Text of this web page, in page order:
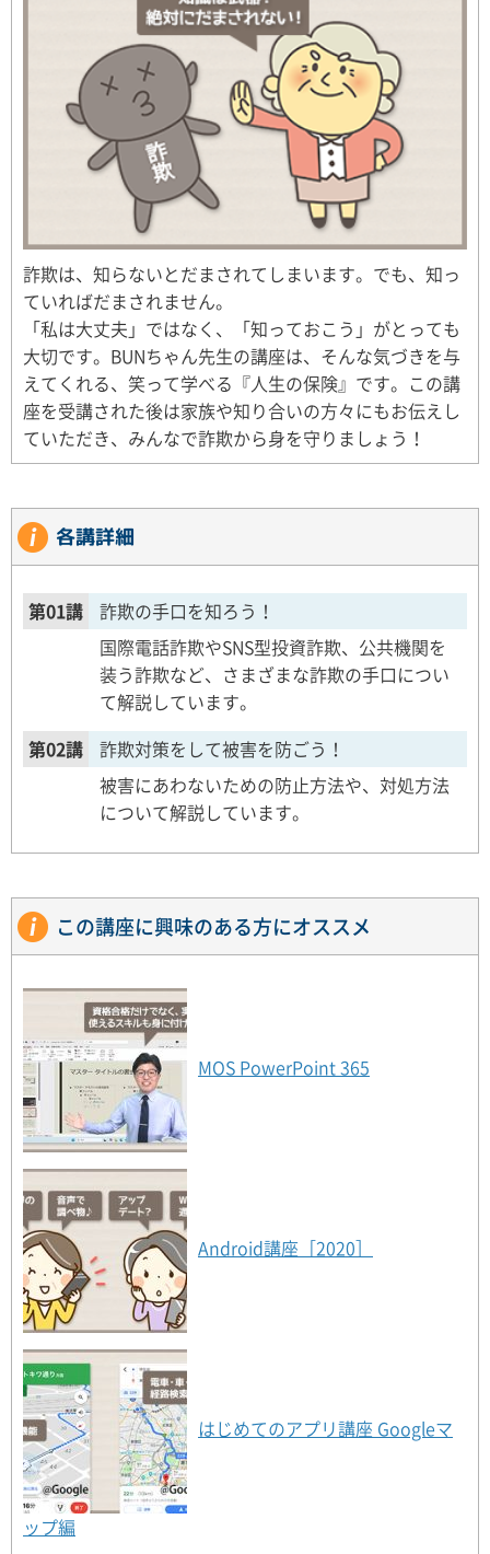
詐欺は、知らないとだまされてしまいます。でも、知っ
ていればだまされません。
「私は大丈夫」ではなく、「知っておこう」がとっても
大切です。BUNちゃん先生の講座は、そんな気づきを与
えてくれる、笑って学べる『人生の保険』です。この講
座を受講された後は家族や知り合いの方々にもお伝えし
ていただき、みんなで詐欺から身を守りましょう！
各講詳細
第01講
詐欺の手口を知ろう！
国際電話詐欺やSNS型投資詐欺、公共機関を
装う詐欺など、さまざまな詐欺の手口につい
て解説しています。
第02講
詐欺対策をして被害を防ごう！
被害にあわないための防止方法や、対処方法
について解説しています。
この講座に興味のある方にオススメ
MOS PowerPoint 365
Android講座［2020］
はじめてのアプリ講座 Googleマ
ップ編